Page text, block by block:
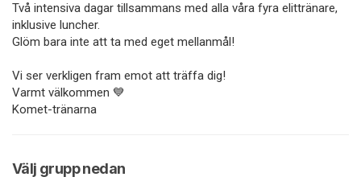
Två intensiva dagar tillsammans med alla våra fyra elittränare,
inklusive luncher.
Glöm bara inte att ta med eget mellanmål!
Vi ser verkligen fram emot att träffa dig!
Varmt välkommen 💙
Komet-tränarna
Välj grupp nedan